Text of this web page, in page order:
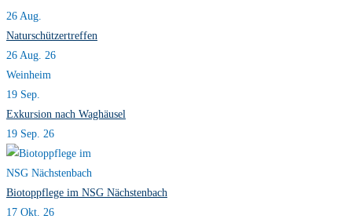
26 Aug.
Naturschützertreffen
26 Aug. 26
Weinheim
19 Sep.
Exkursion nach Waghäusel
19 Sep. 26
Biotoppflege im NSG Nächstenbach
17 Okt. 26